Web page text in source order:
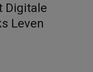
Digitale
Leven